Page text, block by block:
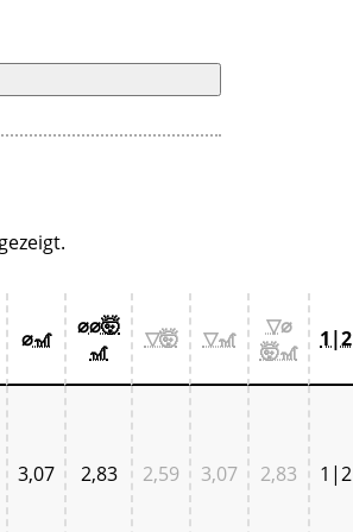
⌀🎢
⌀⌀🤯
🎢
▽🤯 ▽🎢
▽⌀
🤯🎢
1|2
3,07 2,83 2,59 3,07 2,83 1|2